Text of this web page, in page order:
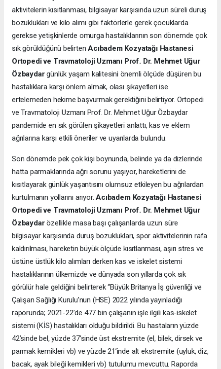
aktivitelerin kısıtlanması, bilgisayar karşısında uzun süreli duruş
bozuklukları ve kilo alımı gibi faktörlerle gerek çocuklarda
gerekse yetişkinlerde omurga hastalıklarının son dönemde çok
sık görüldüğünü belirtenAcıbadem Kozyatağı Hastanesi
Ortopedi ve Travmatoloji Uzmanı Prof. Dr. Mehmet Uğur
Özbaydargünlük yaşam kalitesini önemli ölçüde düşüren bu
hastalıklara karşı önlem almak, olası şikayetleri ise
ertelemeden hekime başvurmak gerektiğini belirtiyor. Ortopedi
ve Travmatoloji Uzmanı Prof. Dr. Mehmet Uğur Özbaydar
pandemide en sık görülen şikayetleri anlattı, kas ve eklem
ağrılarına karşı etkili öneriler ve uyarılarda bulundu.
Son dönemde pek çok kişi boynunda, belinde ya da dizlerinde
hatta parmaklarında ağrı sorunu yaşıyor, hareketlerini de
kısıtlayarak günlük yaşantısını olumsuz etkileyen bu ağrılardan
kurtulmanın yollarını arıyor.Acıbadem Kozyatağı Hastanesi
Ortopedi ve Travmatoloji Uzmanı Prof. Dr. Mehmet Uğur
Özbaydarözellikle masa başı çalışanlarda uzun süre
bilgisayar karşısında duruş bozuklukları, spor aktivitelerinin rafa
kaldırılması, hareketin büyük ölçüde kısıtlanması, aşırı stres ve
üstüne üstlük kilo alımları derken kas ve iskelet sistemi
hastalıklarının ülkemizde ve dünyada son yıllarda çok sık
görülür hale geldiğini belirterek “Büyük Britanya İş güvenliği ve
Çalışan Sağlığı Kurulu’nun (HSE) 2022 yılında yayınladığı
raporunda; 2021-22’de 477 bin çalışanın işle ilgili kas-iskelet
sistemi (KİS) hastalıkları olduğu bildirildi. Bu hastaların yüzde
42’sinde bel, yüzde 37’sinde üst ekstremite (el, bilek, dirsek ve
parmak kemikleri vb) ve yüzde 21’inde alt ekstremite (uyluk, diz,
bacak, ayak bileği kemikleri vb) tutulumu mevcuttu. Raporda